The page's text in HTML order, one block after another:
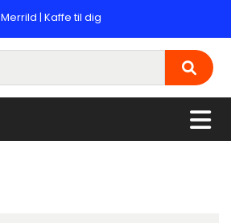
Merrild | Kaffe til dig